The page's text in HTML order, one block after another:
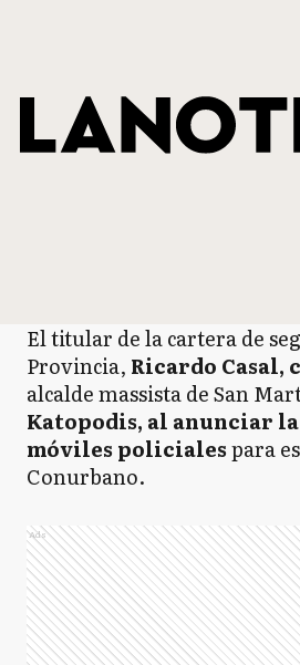
El titular de la cartera de
Provincia, Ricardo Casal,
alcalde massista de San
Katopodis, al anunciar
móviles policialespara
Conurbano.
Ads